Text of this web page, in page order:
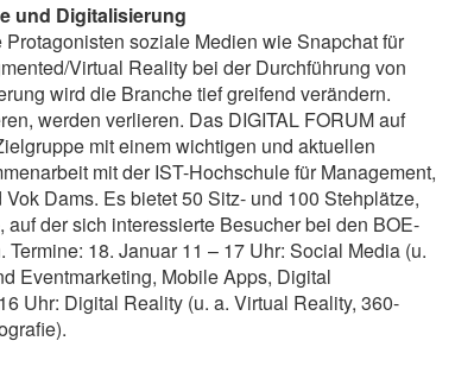
und Digitalisierung
soziale Medien wie Snapchat für
Virtual Reality bei der Durchführung von
wird die Branche tief greifend verändern.
werden verlieren. Das DIGITAL FORUM auf
mit einem wichtigen und aktuellen
mit der IST-Hochschule für Management,
Dams. Es bietet 50 Sitz- und 100 Stehplätze,
der sich interessierte Besucher bei den BOE-
18. Januar 11 – 17 Uhr: Social Media (u.
Eventmarketing, Mobile Apps, Digital
Uhr: Digital Reality (u. a. Virtual Reality, 360-